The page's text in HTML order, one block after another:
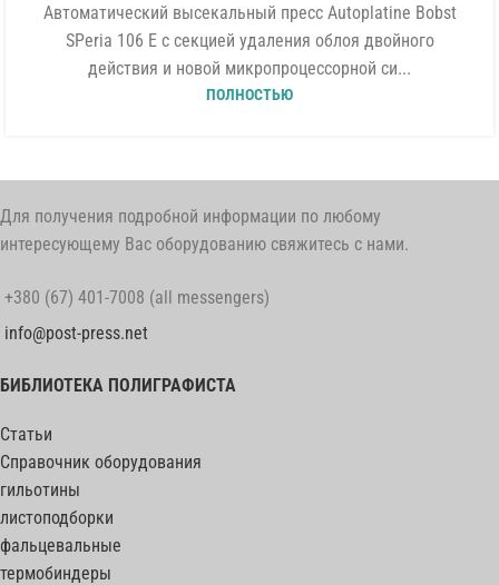
Автоматический высекальный пресс Autoplatine Bobst
SPeria 106 E с секцией удаления облоя двойного
действия и новой микропроцессорной си...
ПОЛНОСТЬЮ
Для получения подробной информации по любому
интересующему Вас оборудованию свяжитесь с нами.
+380 (67) 401-7008 (all messengers)
info@post-press.net
БИБЛИОТЕКА ПОЛИГРАФИСТА
Статьи
Справочник оборудования
гильотины
листоподборки
фальцевальные
термобиндеры